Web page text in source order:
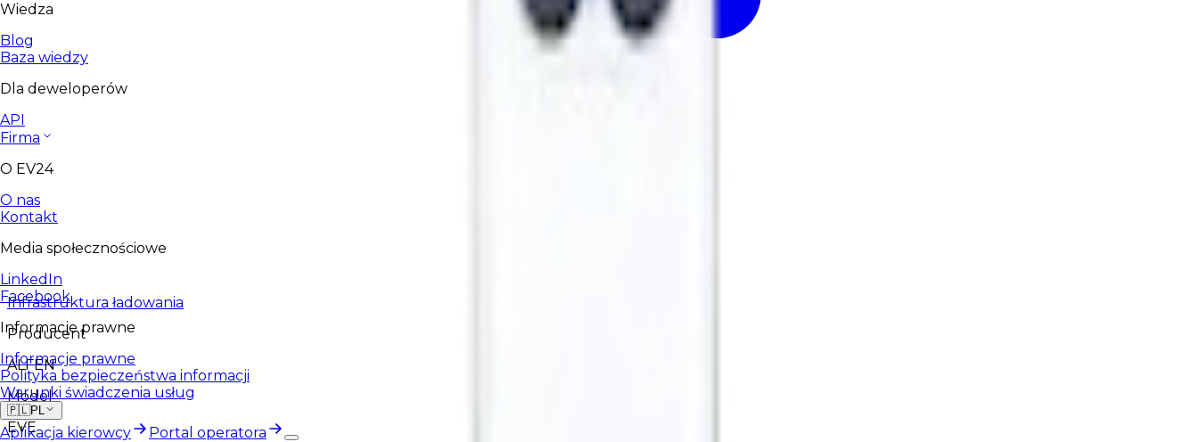
Wiedza
Blog
Baza wiedzy
Dla deweloperów
API
Firma
O EV24
O nas
Kontakt
Media społecznościowe
LinkedIn
Facebook
Informacje prawne
Informacje prawne
Polityka bezpieczeństwa informacji
Warunki świadczenia usług
🇵🇱PL
Aplikacja kierowcy Portal operatora
Infrastruktura ładowania
Producent
ALFEN
Model
EVE